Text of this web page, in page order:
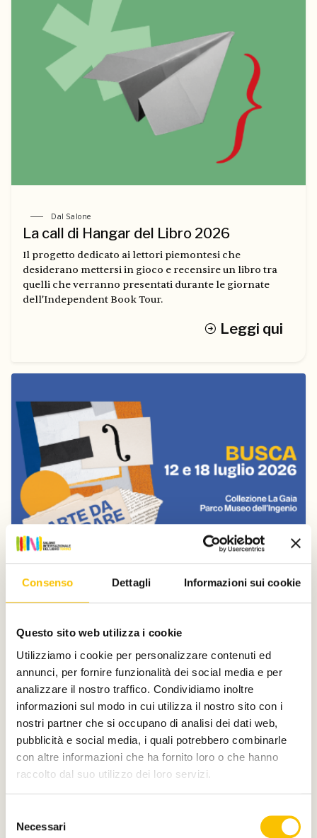
Consenso Dettagli Informazioni sui cookie
Questo sito web utilizza i cookie
Utilizziamo i cookie per personalizzare contenuti ed
annunci, per fornire funzionalità dei social media e per
analizzare il nostro traffico. Condividiamo inoltre
informazioni sul modo in cui utilizza il nostro sito con i
nostri partner che si occupano di analisi dei dati web,
pubblicità e social media, i quali potrebbero combinarle
con altre informazioni che ha fornito loro o che hanno
raccolto dal suo utilizzo dei loro servizi.
delNecessari
Dal Salone
La call di Hangar del Libro 2026
Il progetto dedicato ai lettori piemontesi che
desiderano mettersi in gioco e recensire un libro tra
quelli che verranno presentati durante le giornate
dell’Independent Book Tour.
Leggi qui
Donatella Di Pietrantonio e Nicola
Lagioia a Carte da decifrare
Domenica 12 e sabato 18 luglio, la Collezione La Gaia e il
Parco Museo dell’Ingenio a Busca (CN) ospitano la
nona edizione della rassegna di letteratura e musica
dal vivo organizzata da Fondazione Artea.
Leggi qui